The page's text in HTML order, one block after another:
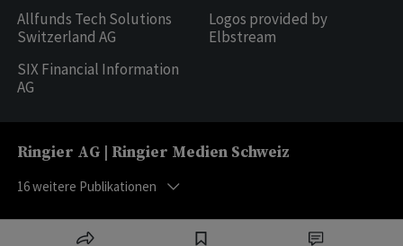
Allfunds Tech Solutions
Switzerland AG
SIX Financial Information
AG
Logos provided by
Elbstream
Ringier AG | Ringier Medien Schweiz
16weitere Publikationen